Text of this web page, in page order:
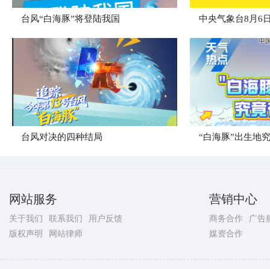
台风“白海豚”将登陆我国
台风对决的四种结局 “白海豚”出生地
网站服务
关于我们 联系我们
用户反馈
版权声明
网站律师
营销中心
商务合作
广告
媒资合作